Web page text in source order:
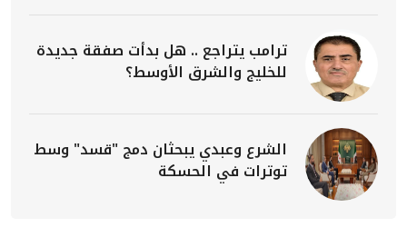
ترامب يتراجع .. هل بدأت صفقة جديدة
للخليج والشرق الأوسط؟
الشرع وعبدي يبحثان دمج "قسد" وسط
توترات في الحسكة